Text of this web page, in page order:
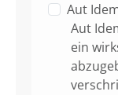
Aut
Aut
ein